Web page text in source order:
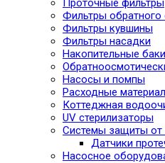
Проточные фильтры
Фильтры обратного
Фильтры кувшины
Фильтры насадки
Накопительные баки
Насосы и помпы
Расходные
Коттеджная
UV стерилизаторы
Системы защиты от
Датчики
Насосное